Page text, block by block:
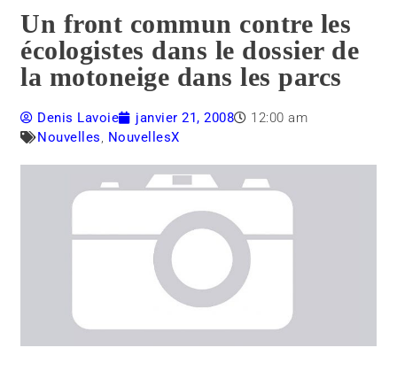
Un front commun contre les
écologistes dans le dossier de
la motoneige dans les parcs
Denis Lavoie janvier 21, 2008
12:00 am
Nouvelles, NouvellesX